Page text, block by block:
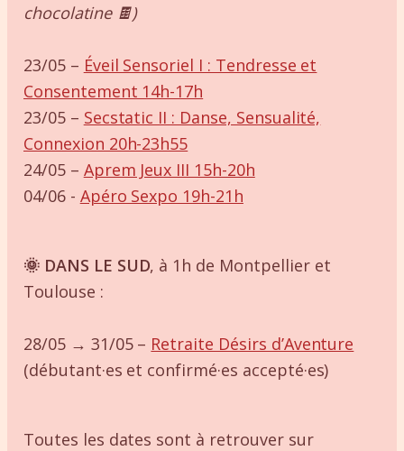
chocolatine 🍫)
23/05 – Éveil Sensoriel I : Tendresse et
Consentement 14h-17h
23/05 – Secstatic II : Danse, Sensualité,
Connexion 20h-23h55
24/05 – Aprem Jeux III 15h-20h
04/06 - Apéro Sexpo 19h-21h
🌞 DANS LE SUD, à 1h de Montpellier et
Toulouse :
28/05 → 31/05 – Retraite Désirs d’Aventure
(débutant·es et confirmé·es accepté·es)
Toutes les dates sont à retrouver sur